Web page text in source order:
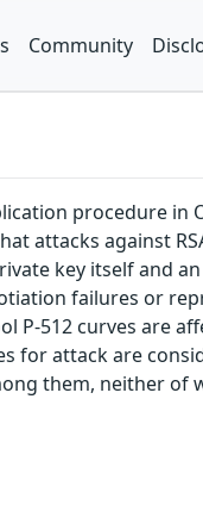
Community
procedure in
attacks against
key itself and
failures or
P-512 curves are
for attack are
them, neither of